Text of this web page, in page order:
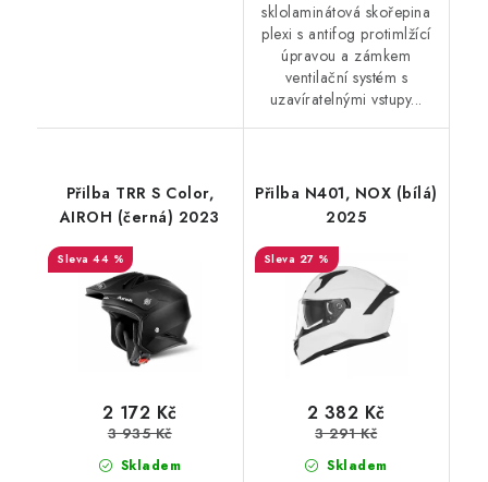
sklolaminátová skořepina
plexi s antifog protimlžící
úpravou a zámkem
ventilační systém s
uzavíratelnými vstupy...
Přilba TRR S Color,
AIROH (černá) 2023
44 %
Skladem
2 172 Kč
3 935 Kč
Přilba N401, NOX (bílá)
2025
27 %
Skladem
2 382 Kč
3 291 Kč